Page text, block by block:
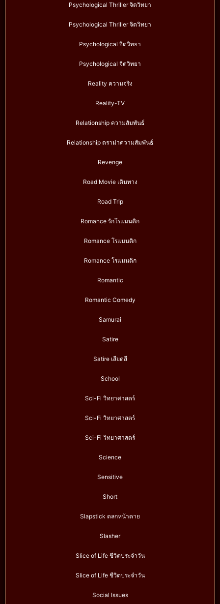
Psychological Thriller จิตวิทยา
Psychological Thriller จิตวิทยา
Psychological จิตวิทยา
Psychological จิตวิทยา
Reality ความจริง
Reality-TV
Relationship ความสัมพันธ์
Relationship ดราม่าความสัมพันธ์
Revenge
Road Movie เดินทาง
Road Trip
Romance รักโรแมนติก
Romance โรแมนติก
Romance โรแมนติก
Romantic
Romantic Comedy
Samurai
Satire
Satire เสียดสี
School
Sci-Fi วิทยาศาสตร์
Sci-Fi วิทยาศาสตร์
Sci-Fi วิทยาศาสตร์
Science
Sensitive
Short
Slapstick ตลกหน้าตาย
Slasher
Slice of Life ชีวิตประจำวัน
Slice of Life ชีวิตประจำวัน
Social Issues